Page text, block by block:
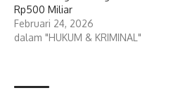
Rp500 Miliar
Februari 24, 2026
dalam "HUKUM & KRIMINAL"